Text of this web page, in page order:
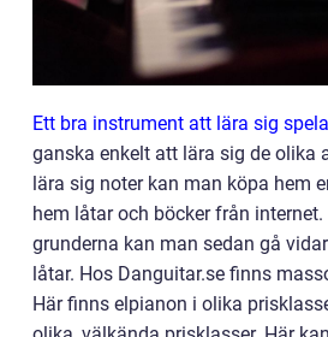
Ett bra instrument att lära sig
ganska enkelt att lära sig de olika
lära sig noter kan man köpa hem
hem låtar och böcker från
grunderna kan man sedan gå
låtar. Hos Danguitar.se finns
Här finns elpianon i olika